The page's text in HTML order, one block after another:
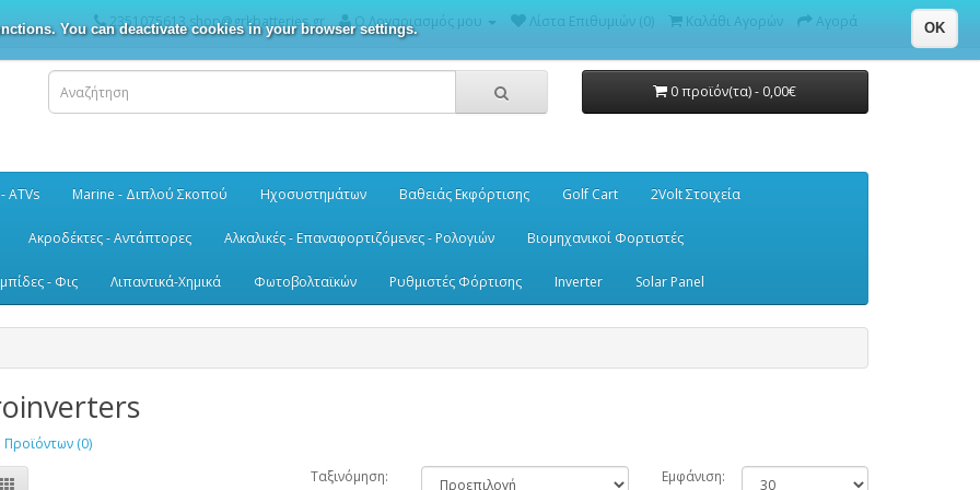
You can deactivate cookies in your browser settings. OK
2351075613 shop@grkbatteries.gr Ο Λογαριασμός μου Λίστα Επιθυμιών (0) Καλάθι Αγορών Αγορά
0 προϊόν(τα) - 0,00€
ATVs Marine - Διπλού Σκοπού Ηχοσυστημάτων Βαθειάς Εκφόρτισης Golf Cart 2Volt Στοιχεία
Ακροδέκτες - Αντάπτορες Αλκαλικές - Επαναφορτιζόμενες - Ρολογιών Βιομηχανικοί Φορτιστές
- Φις Λιπαντικά-Χημικά Φωτοβολταϊκών Ρυθμιστές Φόρτισης Inverter Solar Panel
Προϊόντων (0)
Ταξινόμηση:
Εμφάνιση: